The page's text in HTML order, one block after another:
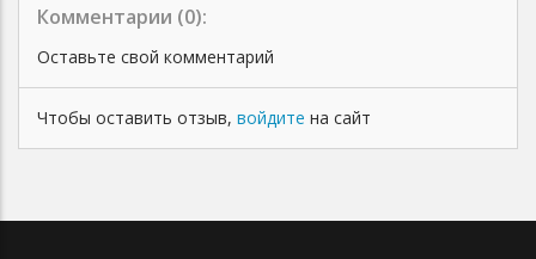
Комментарии (0):
Оставьте свой комментарий
Чтобы оставить отзыв, войдите на сайт